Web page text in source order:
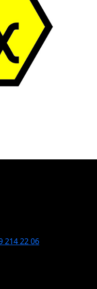
214 22 06